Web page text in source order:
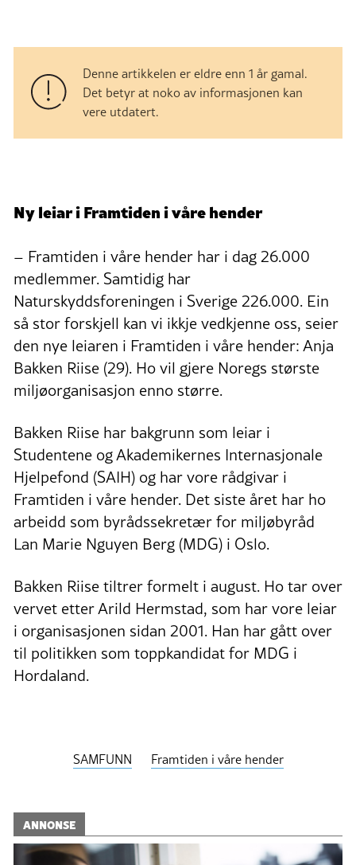
Denne artikkelen er eldre enn 1 år gamal.
Det betyr at noko av informasjonen kan
vere utdatert.
Ny leiar i Framtiden i våre hender
– Framtiden i våre hender har i dag 26.000
medlemmer. Samtidig har
Naturskyddsforeningen i Sverige 226.000. Ein
så stor forskjell kan vi ikkje vedkjenne oss, seier
den nye leiaren i Framtiden i våre hender: Anja
Bakken Riise (29). Ho vil gjere Noregs største
miljøorganisasjon enno større.
Bakken Riise har bakgrunn som leiar i
Studentene og Akademikernes Internasjonale
Hjelpefond (SAIH) og har vore rådgivar i
Framtiden i våre hender. Det siste året har ho
arbeidd som byrådssekretær for miljøbyråd
Lan Marie Nguyen Berg (MDG) i Oslo.
Bakken Riise tiltrer formelt i august. Ho tar over
vervet etter Arild Hermstad, som har vore leiar
i organisasjonen sidan 2001. Han har gått over
til politikken som toppkandidat for MDG i
Hordaland.
SAMFUNN Framtiden i våre hender
ANNONSE